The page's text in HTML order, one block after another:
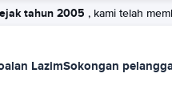
tahun 2005 , kami telah
LazimSokongan